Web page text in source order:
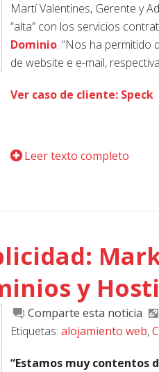
Martí Valentines, Gerente y
“alta” con los servicios
Dominio. “Nos ha permitido
de website e e-mail,
Ver caso de cliente: Speck
Leer texto completo
y
Comparte esta noticia
Etiquetas: alojamiento web,
“Estamos muy contentos